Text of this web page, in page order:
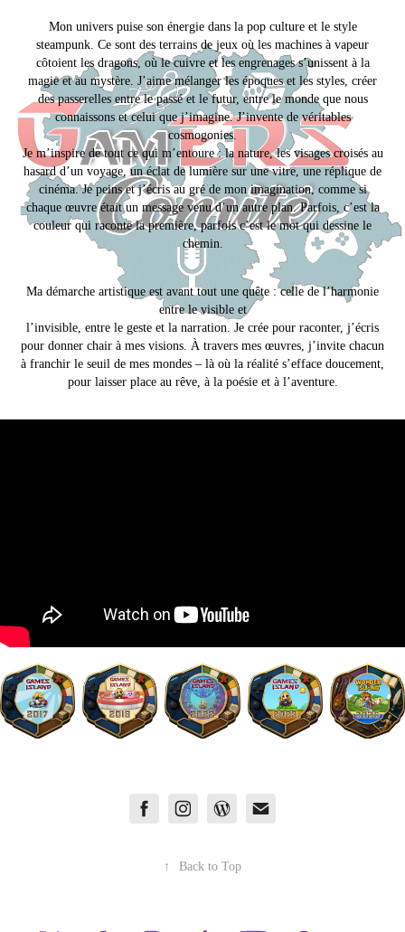
Mon univers puise son énergie dans la pop culture et le style
steampunk. Ce sont des terrains de jeux où les machines à vapeur
côtoient les dragons, où le cuivre et les engrenages s’unissent à la
magie et au mystère. J’aime mélanger les époques et les styles, créer
des passerelles entre le passé et le futur, entre le monde que nous
connaissons et celui que j’imagine. J’invente de véritables
cosmogonies.
Je m’inspire de tout ce qui m’entoure : la nature, les visages croisés au
hasard d’un voyage, un éclat de lumière sur une vitre, une réplique de
cinéma. Je peins et j’écris au gré de mon imagination, comme si
chaque œuvre était un message venu d’un autre plan. Parfois, c’est la
couleur qui raconte la première, parfois c’est le mot qui dessine le
chemin.
Ma démarche artistique est avant tout une quête : celle de l’harmonie
entre le visible et
l’invisible, entre le geste et la narration. Je crée pour raconter, j’écris
pour donner chair à mes visions. À travers mes œuvres, j’invite chacun
à franchir le seuil de mes mondes – là où la réalité s’efface doucement,
pour laisser place au rêve, à la poésie et à l’aventure.
↑ Back to Top